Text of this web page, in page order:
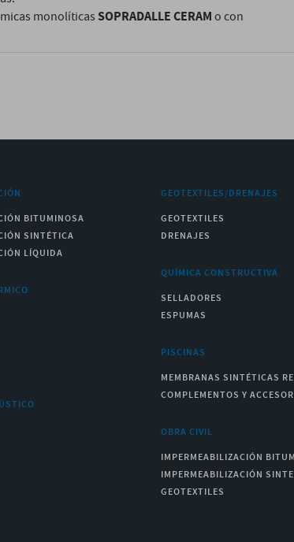
monolíticasSOPRADALLE CERAMo con
BITUMINOSA
SINTÉTICA
LÍQUIDA
GEOTEXTILES/DRENAJES
GEOTEXTILES
DRENAJES
QUÍMICA CONSTRUCTIVA
SELLADORES
ESPUMAS
PISCINAS
MEMBRANAS SINTÉTICAS
COMPLEMENTOS Y
OBRA CIVIL
IMPERMEABILIZACIÓN
IMPERMEABILIZACIÓN
GEOTEXTILES